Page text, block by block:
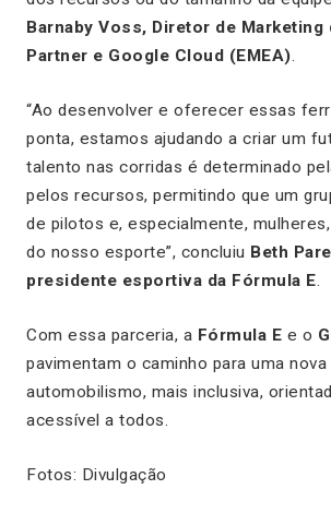
Barnaby Voss, Diretor de Marketing
Partner e Google Cloud (EMEA).
“Ao desenvolver e oferecer essas
ponta, estamos ajudando a criar um
talento nas corridas é determinado
pelos recursos, permitindo que um
de pilotos e, especialmente,
do nosso esporte”, concluiu Beth
presidente esportiva da Fórmula E.
Com essa parceria, a Fórmula E e o
pavimentam o caminho para uma nova
automobilismo, mais inclusiva,
acessível a todos.
Fotos: Divulgação